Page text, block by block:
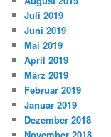
Juli 2019
Juni 2019
Mai 2019
April 2019
März 2019
Februar 2019
Januar 2019
Dezember 2018